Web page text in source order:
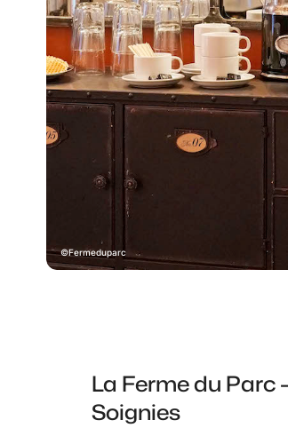
Fermeduparc
La Ferme du Parc
Soignies